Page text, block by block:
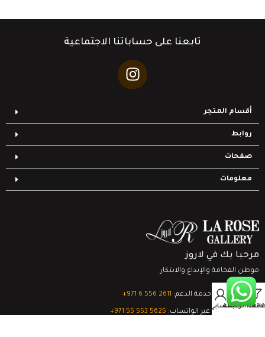
تابعنا على حساباتنا الاجتماعية
أقسام المتجر
روابط
صفحات
معلومات
مرحبا بك في لاروز
موطن الفخامة والإبداع والابتكار
تواصل مع خدمة الدعم: ‎+971 6 556 2611
الدعم الفني عبر الواتساب: ‎+971 55 553 5625
قائمة الرغبات
0
السلةحسابي